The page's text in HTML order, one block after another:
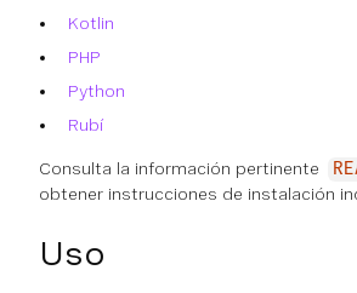
Kotlin
PHP
Python
Rubí
Consulta la información pertinente
obtener instrucciones de instalación
Uso